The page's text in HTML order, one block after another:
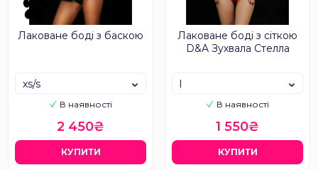
Лаковане боді з баскою
В наявності
xs/s
2 450₴
КУПИТИ
Лаковане боді з сіткою
D&A Зухвала Стелла
В наявності
l
1 550₴
КУПИТИ